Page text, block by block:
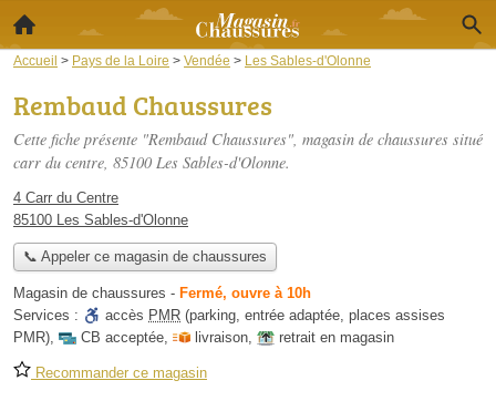
Accueil > Pays de la Loire > Vendée > Les Sables-d'Olonne
Rembaud Chaussures
Cette fiche présente "Rembaud Chaussures", magasin de chaussures situé
carr du centre, 85100 Les Sables-d'Olonne.
4 Carr du Centre
85100 Les Sables-d'Olonne
📞 Appeler ce magasin de chaussures
Magasin de chaussures - Fermé, ouvre à 10h
Services :
accès PMR (parking, entrée adaptée, places assises
PMR), CB acceptée, livraison, retrait en magasin
Recommander ce magasin